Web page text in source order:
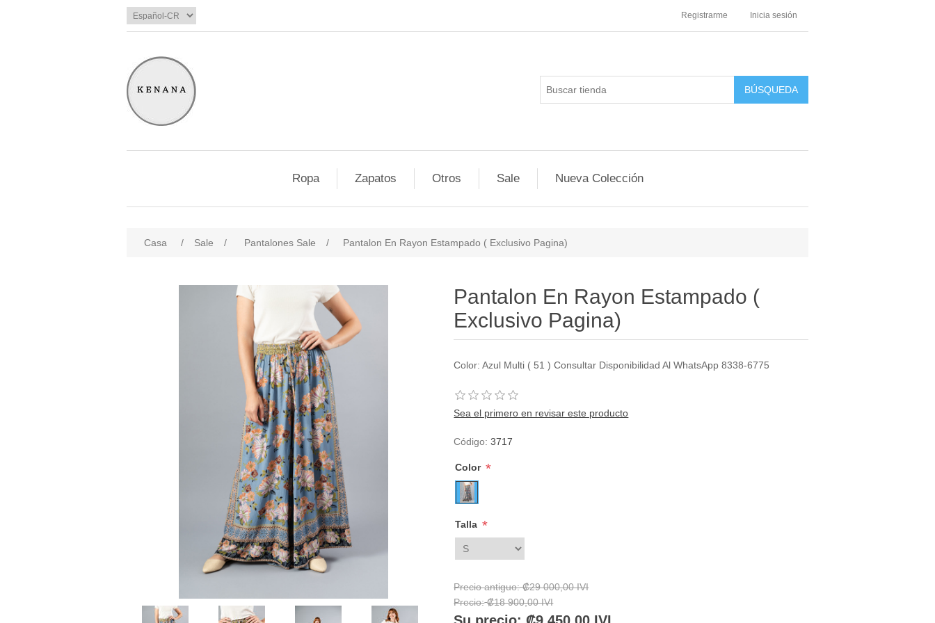
Registrarme Inicia sesión
Ropa Zapatos Otros Sale Nueva Colección
Casa / Sale / Pantalones Sale / Pantalon En Rayon Estampado ( Exclusivo Pagina)
Pantalon En Rayon Estampado (
Exclusivo Pagina)
Color: Azul Multi ( 51 ) Consultar Disponibilidad Al WhatsApp 8338-6775
Sea el primero en revisar este producto
Código: 3717
Color *
Talla *
Precio antiguo: ₡29 000,00 IVI
Precio: ₡18 900,00 IVI